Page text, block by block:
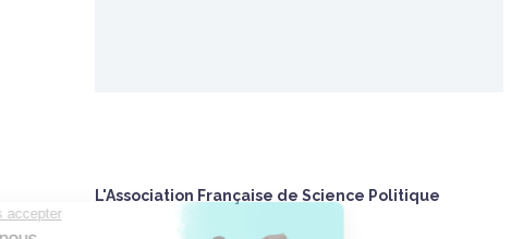
L'Association Française de Science Politique